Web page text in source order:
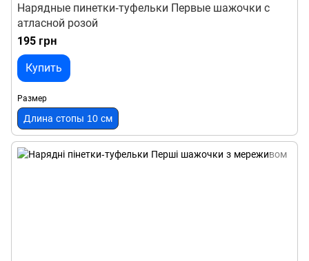
Нарядные пинетки-туфельки Первые шажочки с
атласной розой
195 грн
Купить
Размер
Длина стопы 10 см